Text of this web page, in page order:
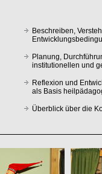
Beschreiben,
Planung,
institutionellen und
Reflexion und
als Basis
Überblick über die